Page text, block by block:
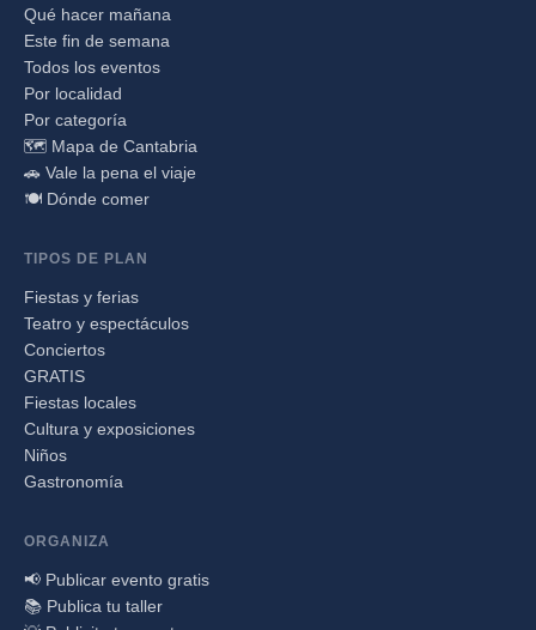
Qué hacer mañana
Este fin de semana
Todos los eventos
Por localidad
Por categoría
🗺️ Mapa de Cantabria
🚗 Vale la pena el viaje
🍽️ Dónde comer
TIPOS DE PLAN
Fiestas y ferias
Teatro y espectáculos
Conciertos
GRATIS
Fiestas locales
Cultura y exposiciones
Niños
Gastronomía
ORGANIZA
📢 Publicar evento gratis
📚 Publica tu taller